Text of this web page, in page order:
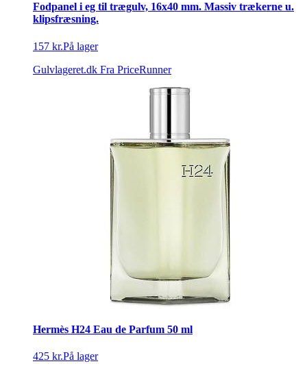
Fodpanel i eg til trægulv, 16x40 mm. Massiv trækerne u.
klipsfræsning.
157 kr.På lager
Gulvlageret.dk Fra PriceRunner
Hermès H24 Eau de Parfum 50 ml
425 kr.På lager